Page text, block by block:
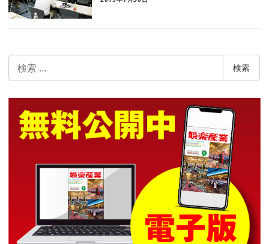
索
検索